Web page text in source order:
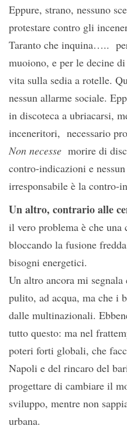
Eppure, strano, nessuno
protestare contro gli
Taranto che inquina…..
muoiono, e per le decine
vita sulla sedia a rotelle.
nessun allarme sociale.
in discoteca a ubriacarsi,
inceneritori, necessario
Non necesse morire di
contro-indicazioni e
irresponsabile è la contro-
Un altro, contrario alle
il vero problema è che
bloccando la fusione
bisogni energetici.
Un altro ancora mi
pulito, ad acqua, ma che i
dalle multinazionali.
tutto questo: ma nel
poteri forti globali, che
Napoli e del rincaro del
progettare di cambiare il
sviluppo, mentre non
urbana.